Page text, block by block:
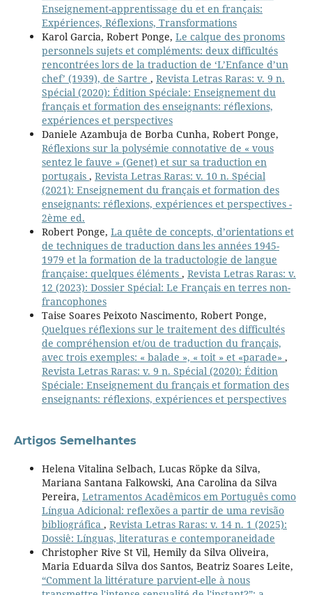
Enseignement-apprentissage du et en français:
Expériences, Réflexions, Transformations
Karol Garcia, Robert Ponge, Le calque des pronoms
personnels sujets et compléments: deux difficultés
rencontrées lors de la traduction de ‘L’Enfance d’un
chef’ (1939), de Sartre , Revista Letras Raras: v. 9 n.
Spécial (2020): Édition Spéciale: Enseignement du
français et formation des enseignants: réflexions,
expériences et perspectives
Daniele Azambuja de Borba Cunha, Robert Ponge,
Réflexions sur la polysémie connotative de « vous
sentez le fauve » (Genet) et sur sa traduction en
portugais , Revista Letras Raras: v. 10 n. Spécial
(2021): Enseignement du français et formation des
enseignants: réflexions, expériences et perspectives -
2ème ed.
Robert Ponge, La quête de concepts, d’orientations et
de techniques de traduction dans les années 1945-
1979 et la formation de la traductologie de langue
française: quelques éléments , Revista Letras Raras: v.
12 (2023): Dossier Spécial: Le Français en terres non-
francophones
Taise Soares Peixoto Nascimento, Robert Ponge,
Quelques réflexions sur le traitement des difficultés
de compréhension et/ou de traduction du français,
avec trois exemples: « balade », « toit » et «parade» ,
Revista Letras Raras: v. 9 n. Spécial (2020): Édition
Spéciale: Enseignement du français et formation des
enseignants: réflexions, expériences et perspectives
Artigos Semelhantes
Helena Vitalina Selbach, Lucas Röpke da Silva,
Mariana Santana Falkowski, Ana Carolina da Silva
Pereira, Letramentos Acadêmicos em Português como
Língua Adicional: reflexões a partir de uma revisão
bibliográfica , Revista Letras Raras: v. 14 n. 1 (2025):
Dossiê: Línguas, literaturas e contemporaneidade
Christopher Rive St Vil, Hemily da Silva Oliveira,
Maria Eduarda Silva dos Santos, Beatriz Soares Leite,
“Comment la littérature parvient-elle à nous